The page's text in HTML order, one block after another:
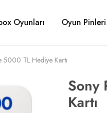
Oyunları Oyun Pinleri
5000 TL Hediye Kartı
Sony
Kartı